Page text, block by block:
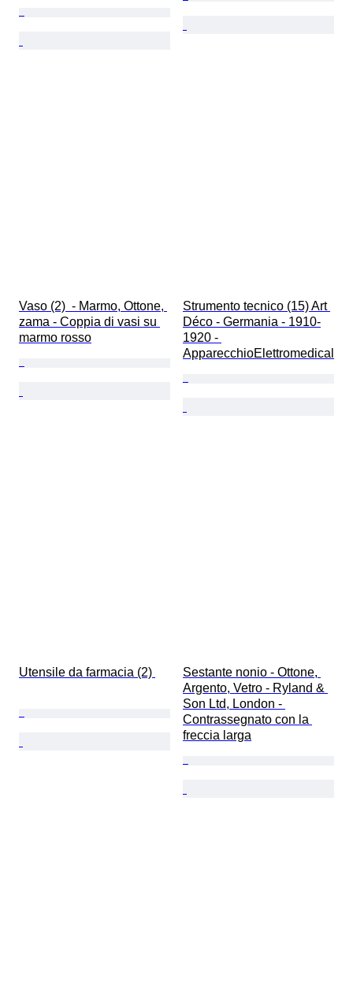
Vaso (2)  - Marmo, Ottone,
zama - Coppia di vasi su
marmo rosso
Strumento tecnico (15) Art
Déco - Germania - 1910-
1920 -
ApparecchioElettromedical
Utensile da farmacia (2)
Sestante nonio - Ottone,
Argento, Vetro - Ryland &
Son Ltd, London -
Contrassegnato con la
freccia larga